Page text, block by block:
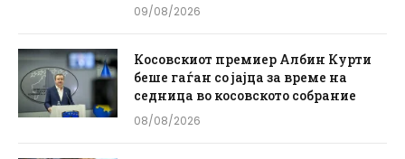
09/08/2026
Косовскиот премиер Албин Курти
беше гаѓан со јајца за време на
седница во косовското собрание
08/08/2026